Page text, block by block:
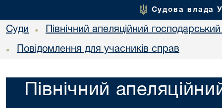
Судова влада
Суди • Північний апеляційний
• Повідомлення для учасників справ
Північний